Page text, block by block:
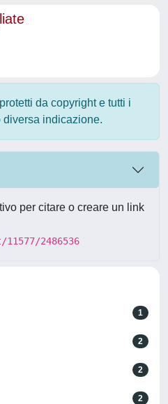
da copyright e tutti i
indicazione.
per citare o creare un link
2486536
1
2
2
2